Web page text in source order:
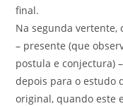
final.
Na segunda vertente,
– presente (que
postula e conjectura)
depois para o estudo
original, quando este